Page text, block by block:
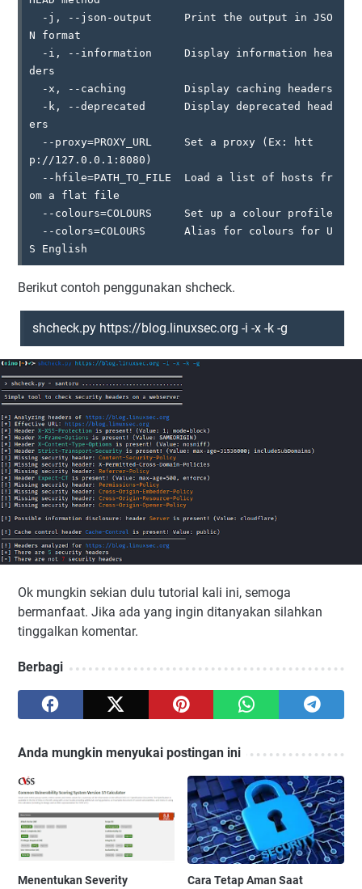
N format
ders
ers
p://127.0.0.1:8080)
om a flat file
Berikut contoh penggunakan shcheck.
shcheck.py https://blog.linuxsec.org -i -x -k -g
Ok mungkin sekian dulu tutorial kali ini, semoga
bermanfaat. Jika ada yang ingin ditanyakan silahkan
tinggalkan komentar.
Berbagi
Anda mungkin menyukai postingan ini
Menentukan Severity
Cara Tetap Aman Saat